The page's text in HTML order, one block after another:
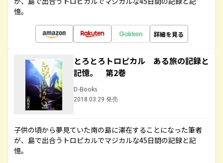
憶。
詳細を見る
とろとろトロピカル ある旅の記録と
記憶。 第2巻
D-Books
2018.03.29 発売
子供の頃から夢見ていた南の島に滞在することになった筆者
が、島で出合うトロピカルでマジカルな45日間の記録と記
憶。